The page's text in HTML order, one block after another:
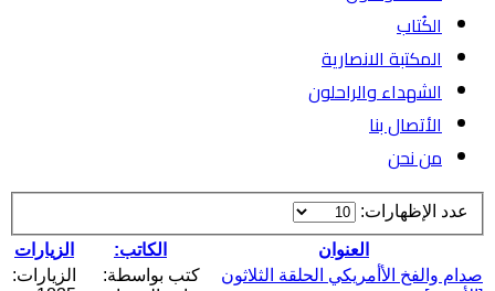
الكُتاب
المكتبة الانصارية
الشهداء والراحلون
الأتصال بنا
من نحن
عدد الإظهارات:
العنوان الكاتب:
الزيارات
صدام والفخ الأأمريكي الحلقة الثلاثون
كتب بواسطة:
الزيارات: